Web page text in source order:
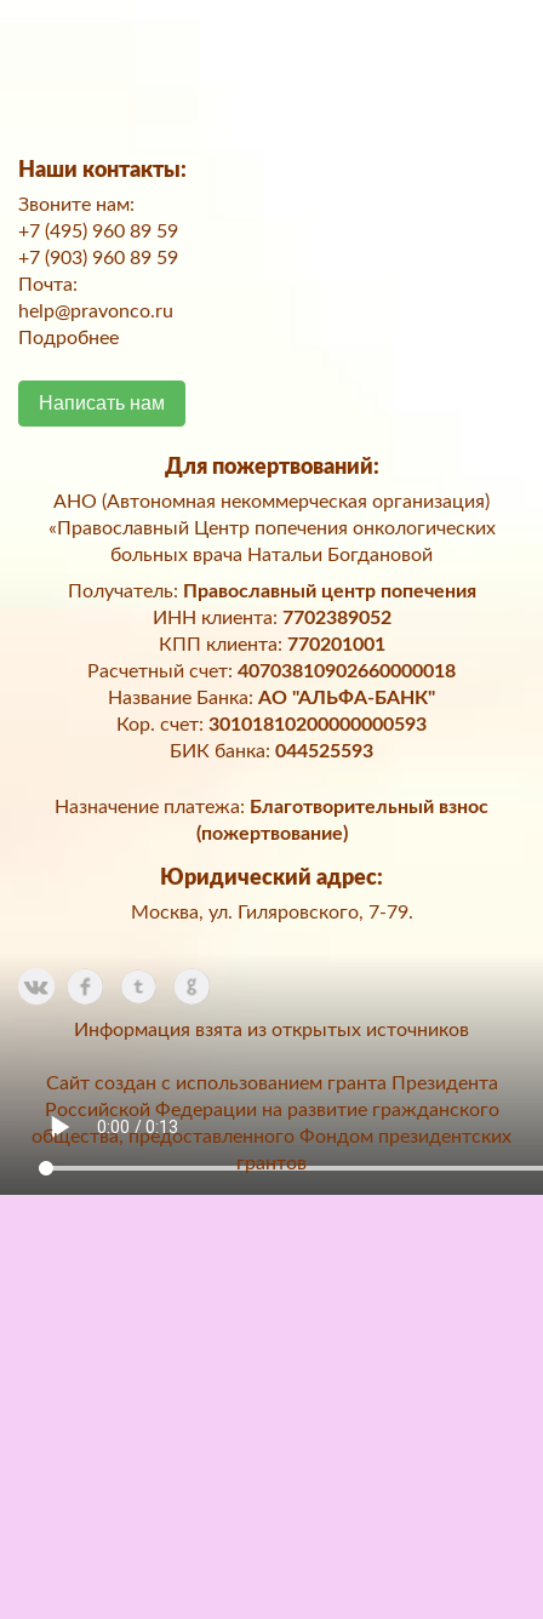
Наши контакты:
Звоните нам:
+7 (495) 960 89 59
+7 (903) 960 89 59
Почта:
help@pravonco.ru
Подробнее
Написать нам
Для пожертвований:
АНО (Автономная некоммерческая организация)
«Православный Центр попечения онкологических
больных врача Натальи Богдановой
Получатель: Православный центр попечения
ИНН клиента: 7702389052
КПП клиента: 770201001
Расчетный счет: 40703810902660000018
Название Банка: АО "АЛЬФА-БАНК"
Кор. счет: 30101810200000000593
БИК банка: 044525593
Назначение платежа: Благотворительный взнос
(пожертвование)
Юридический адрес:
Москва, ул. Гиляровского, 7-79.
Информация взята из открытых источников
Сайт создан с использованием гранта Президента
Российской Федерации на развитие гражданского
общества, предоставленного Фондом президентских
грантов